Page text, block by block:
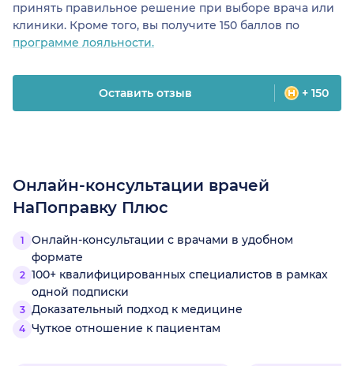
принять правильное решение при выборе врача или
клиники. Кроме того, вы получите 150 баллов по
программе лояльности.
Оставить отзыв + 150
Онлайн-консультации врачей
НаПоправку Плюс
Онлайн-консультации с врачами в удобном
формате
100+ квалифицированных специалистов в рамках
одной подписки
Доказательный подход к медицине
Чуткое отношение к пациентам